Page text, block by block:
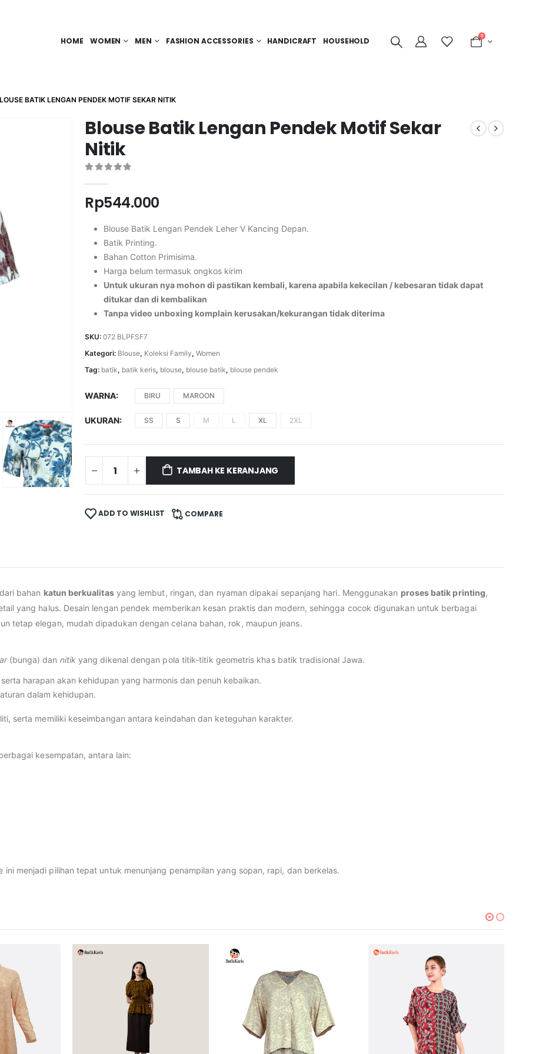
HOME WOMEN MEN FASHION ACCESSORIES HANDICRAFT HOUSEHOLD
0
BATIK LENGAN PENDEK MOTIF SEKAR NITIK
Blouse Batik Lengan Pendek Motif Sekar
Nitik
Rp544.000
Blouse Batik Lengan Pendek Leher V Kancing Depan.
Batik Printing.
Bahan Cotton Primisima.
Harga belum termasuk ongkos kirim
Untuk ukuran nya mohon di pastikan kembali, karena apabila kekecilan / kebesaran tidak dapat
ditukar dan di kembalikan
Tanpa video unboxing komplain kerusakan/kekurangan tidak diterima
SKU:072 BLPFSF7
Kategori: Blouse, Koleksi Family,Women
Tag: batik, batik keris, blouse, blouse batik, blouse pendek
WARNA BIRU MAROON
UKURAN SS S M L XL 2XL
TAMBAH KE KERANJANG
ADD TO WISHLIST COMPARE
bahan katun berkualitasyang lembut, ringan, dan nyaman dipakai sepanjang hari. Menggunakan proses batik printing,
yang halus. Desain lengan pendek memberikan kesan praktis dan modern, sehingga cocok digunakan untuk berbagai
tetap elegan, mudah dipadukan dengan celana bahan, rok, maupun jeans.
(bunga) dan nitikyang dikenal dengan pola titik-titik geometris khas batik tradisional Jawa.
harapan akan kehidupan yang harmonis dan penuh kebaikan.
dalam kehidupan.
serta memiliki keseimbangan antara keindahan dan keteguhan karakter.
kesempatan, antara lain:
menjadi pilihan tepat untuk menunjang penampilan yang sopan, rapi, dan berkelas.